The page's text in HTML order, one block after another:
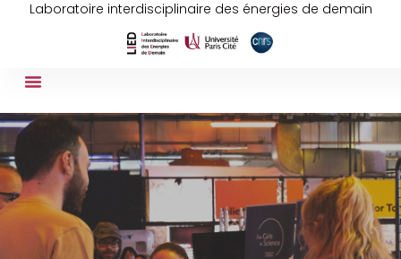
Laboratoire interdisciplinaire des énergies de demain